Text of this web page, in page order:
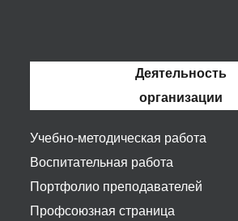
Деятельность
организации
Учебно-методическая работа
Воспитательная работа
Портфолио преподавателей
Профсоюзная страница